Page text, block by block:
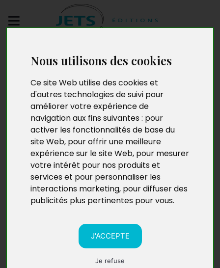
Nous utilisons des cookies
Ce site Web utilise des cookies et
d'autres technologies de suivi pour
améliorer votre expérience de
navigation aux fins suivantes : pour
activer les fonctionnalités de base du
site Web, pour offrir une meilleure
expérience sur le site Web, pour mesurer
votre intérêt pour nos produits et
services et pour personnaliser les
interactions marketing, pour diffuser des
publicités plus pertinentes pour vous.
J'ACCEPTE
Je refuse
manuscrit
Borderline – Fable
contemporaine